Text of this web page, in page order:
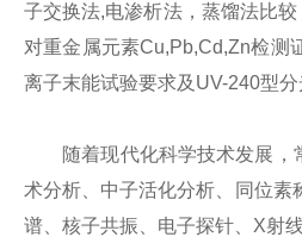
子交换法,电渗析法，蒸馏法比
对重金属元素Cu,Pb,Cd,Zn检测
离子末能试验要求及UV-240型
随着现代化科学技术发展，常
术分析、中子活化分析、同位素
谱、核子共振、电子探针、X射